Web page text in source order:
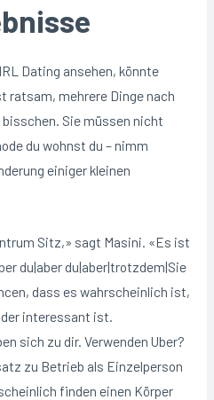
Dating ansehen, könnte
ratsam, mehrere Dinge nach
Sie müssen nicht
du wohnst du – nimm
einiger kleinen
Sitz,» sagt Masini. «Es ist
du|aber du|aber|trotzdem|Sie
dass es wahrscheinlich ist,
interessant ist.
sich zu dir. Verwenden Uber?
zu Betrieb als Einzelperson
finden einen Körper